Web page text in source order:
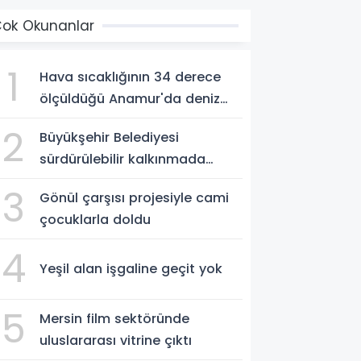
Okunanlar
1
Hava sıcaklığının 34 derece
ölçüldüğü Anamur'da deniz
gördü
2
Büyükşehir Belediyesi
sürdürülebilir kalkınmada
3
Gönül çarşısı projesiyle cami
çocuklarla doldu
4 Yeşil alan işgaline geçit yok
5
Mersin film sektöründe
uluslararası vitrine çıktı